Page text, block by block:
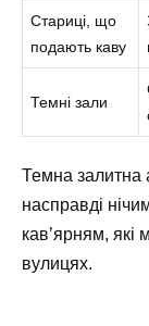
Стариці, що
подають каву
Темні зали
Темна залитна
насправді
кав’ярням, які
вулицях.